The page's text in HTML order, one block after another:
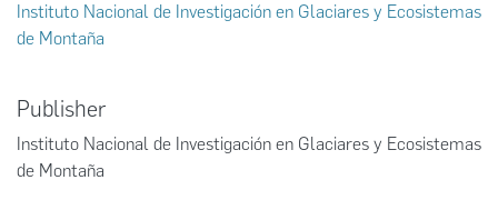
Instituto Nacional de Investigación en Glaciares y Ecosistemas
de Montaña
Publisher
Instituto Nacional de Investigación en Glaciares y Ecosistemas
de Montaña